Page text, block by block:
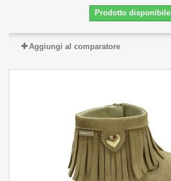
Prodotto disponibile
Aggiungi al comparatore